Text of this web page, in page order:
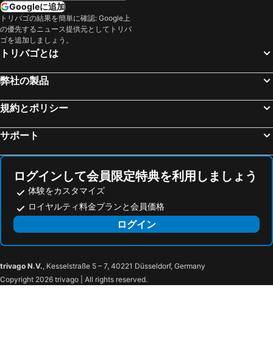
Őriszentpéter, pet friendly hotels
Hofkirchen bei Hartberg, pet friendly hotels
Mönichkirchen, pet friendly hotels
Pöllau, pet friendly hotels
Ollersdorf im Burgenland, pet friendly hotels
Oberpullendorf, pet friendly hotels
Friedberg, pet friendly hotels
Fehring, pet friendly hotels
Googleに追加
トリバゴの結果を簡単に確認: Google上
の優先するニュース提供元としてトリバ
ゴを追加しましょう。
トリバゴとは
弊社の製品
規約とポリシー
サポート
ログインして会員限定特典を利用しましょう
体験をカスタマイズ
ロイヤルティ料金プランと会員価格
ログイン
trivago N.V., Kesselstraße 5 – 7, 40221 Düsseldorf, Germany
Copyright 2026 trivago | All rights reserved.